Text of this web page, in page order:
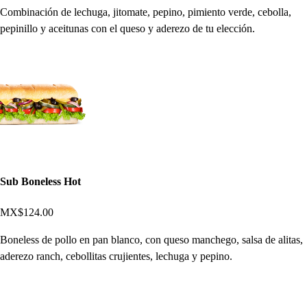
Combinación de lechuga, jitomate, pepino, pimiento verde, cebolla,
pepinillo y aceitunas con el queso y aderezo de tu elección.
Sub Boneless Hot
MX$124.00
Boneless de pollo en pan blanco, con queso manchego, salsa de alitas,
aderezo ranch, cebollitas crujientes, lechuga y pepino.